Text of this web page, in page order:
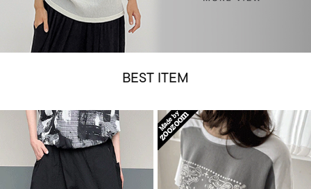
BEST ITEM